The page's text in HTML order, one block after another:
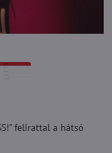
felirattal a hátsó